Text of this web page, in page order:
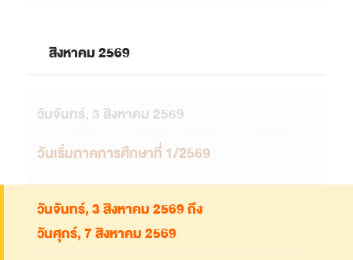
สิงหาคม 2569
วันจันทร์, 3 สิงหาคม 2569
วันเริ่มภาคการศึกษาที่ 1/2569
วันจันทร์, 3 สิงหาคม 2569 ถึง
วันศุกร์, 7 สิงหาคม 2569